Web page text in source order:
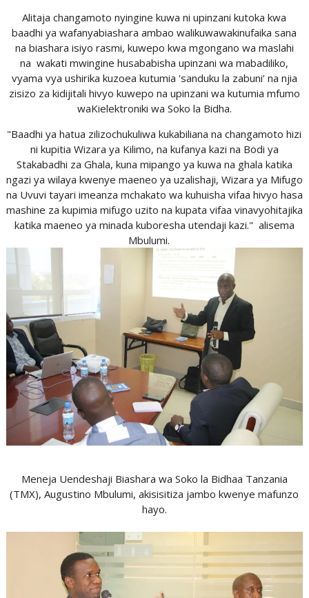
Alitaja changamoto nyingine kuwa ni upinzani kutoka kwa
baadhi ya wafanyabiashara ambao walikuwawakinufaika sana
na biashara isiyo rasmi, kuwepo kwa mgongano wa maslahi
na wakati mwingine husababisha upinzani wa mabadiliko,
vyama vya ushirika kuzoea kutumia 'sanduku la zabuni’ na njia
zisizo za kidijitali hivyo kuwepo na upinzani wa kutumia mfumo
waKielektroniki wa Soko la Bidha.
"Baadhi ya hatua zilizochukuliwa kukabiliana na changamoto hizi
ni kupitia Wizara ya Kilimo, na kufanya kazi na Bodi ya
Stakabadhi za Ghala, kuna mipango ya kuwa na ghala katika
ngazi ya wilaya kwenye maeneo ya uzalishaji, Wizara ya Mifugo
na Uvuvi tayari imeanza mchakato wa kuhuisha vifaa hivyo hasa
mashine za kupimia mifugo uzito na kupata vifaa vinavyohitajika
katika maeneo ya minada kuboresha utendaji kazi." alisema
Mbulumi.
Meneja Uendeshaji Biashara wa Soko la Bidhaa Tanzania
(TMX), Augustino Mbulumi, akisisitiza jambo kwenye mafunzo
hayo.